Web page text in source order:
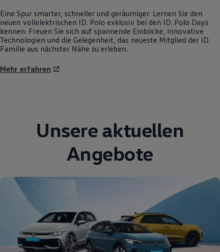
Eine Spur smarter, schneller und geräumiger: Lernen Sie den
neuen vollelektrischen ID. Polo exklusiv bei den ID. Polo Days
kennen. Freuen Sie sich auf spannende Einblicke, innovative
Technologien und die Gelegenheit, das neueste Mitglied der ID.
Familie aus nächster Nähe zu erleben.
Mehr erfahren
Unsere aktuellen
Angebote